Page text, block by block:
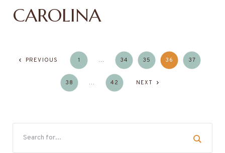
CAROLINA
PREVIOUS 1 … 34 35 36 37
38 … 42 NEXT